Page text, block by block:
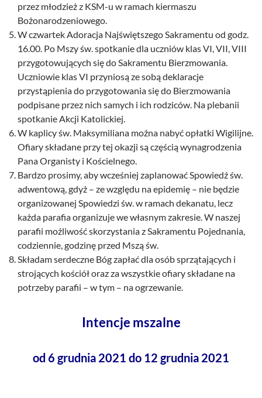
przez młodzież z KSM-u w ramach kiermaszu
Bożonarodzeniowego.
W czwartek Adoracja Najświętszego Sakramentu od godz.
16.00. Po Mszy św. spotkanie dla uczniów klas VI, VII, VIII
przygotowujących się do Sakramentu Bierzmowania.
Uczniowie klas VI przyniosą ze sobą deklaracje
przystąpienia do przygotowania się do Bierzmowania
podpisane przez nich samych i ich rodziców. Na plebanii
spotkanie Akcji Katolickiej.
W kaplicy św. Maksymiliana można nabyć opłatki Wigilijne.
Ofiary składane przy tej okazji są częścią wynagrodzenia
Pana Organisty i Kościelnego.
Bardzo prosimy, aby wcześniej zaplanować Spowiedź św.
adwentową, gdyż – ze względu na epidemię – nie będzie
organizowanej Spowiedzi św. w ramach dekanatu, lecz
każda parafia organizuje we własnym zakresie. W naszej
parafii możliwość skorzystania z Sakramentu Pojednania,
codziennie, godzinę przed Mszą św.
Składam serdeczne Bóg zapłać dla osób sprzątających i
strojących kościół oraz za wszystkie ofiary składane na
potrzeby parafii – w tym – na ogrzewanie.
Intencje mszalne
od 6 grudnia 2021 do 12 grudnia 2021